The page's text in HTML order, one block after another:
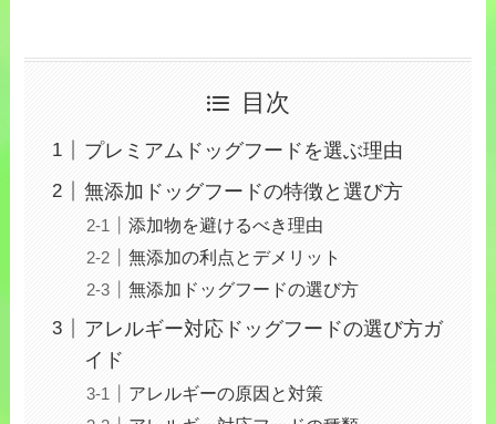
目次
プレミアムドッグフードを選ぶ理由
無添加ドッグフードの特徴と選び方
添加物を避けるべき理由
無添加の利点とデメリット
無添加ドッグフードの選び方
アレルギー対応ドッグフードの選び方ガ
イド
アレルギーの原因と対策